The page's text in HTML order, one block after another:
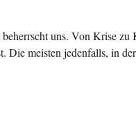
uns. Von Krise
Die meisten jedenfalls, in